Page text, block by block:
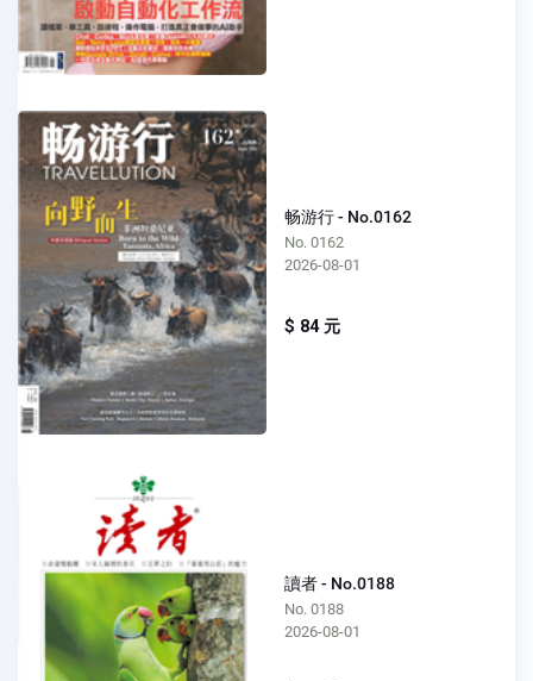
畅游行 - No.0162
No. 0162
2026-08-01
$ 84 元
讀者 - No.0188
No. 0188
2026-08-01